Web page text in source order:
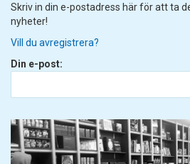
Skriv in din e-postadress här för att ta
nyheter!
Vill du avregistrera?
Din e-post: